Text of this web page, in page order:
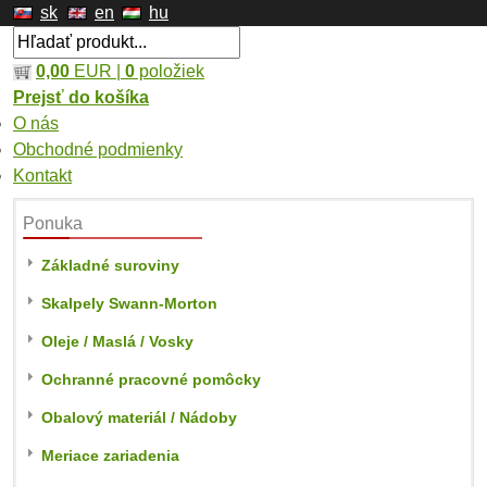
sk en hu
0,00 EUR | 0 položiek
Prejsť do košíka
O nás
Obchodné podmienky
Kontakt
Ponuka
Základné suroviny
Skalpely Swann-Morton
Oleje / Maslá / Vosky
Ochranné pracovné pomôcky
Obalový materiál / Nádoby
Meriace zariadenia